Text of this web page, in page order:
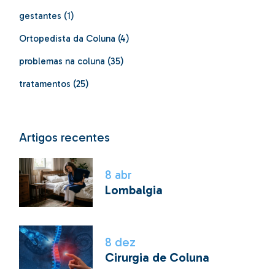
gestantes (1)
Ortopedista da Coluna (4)
problemas na coluna (35)
tratamentos (25)
Artigos recentes
8 abr
Lombalgia
8 dez
Cirurgia de Coluna